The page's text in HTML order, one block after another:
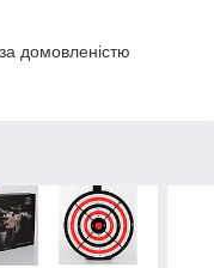
домовленістю